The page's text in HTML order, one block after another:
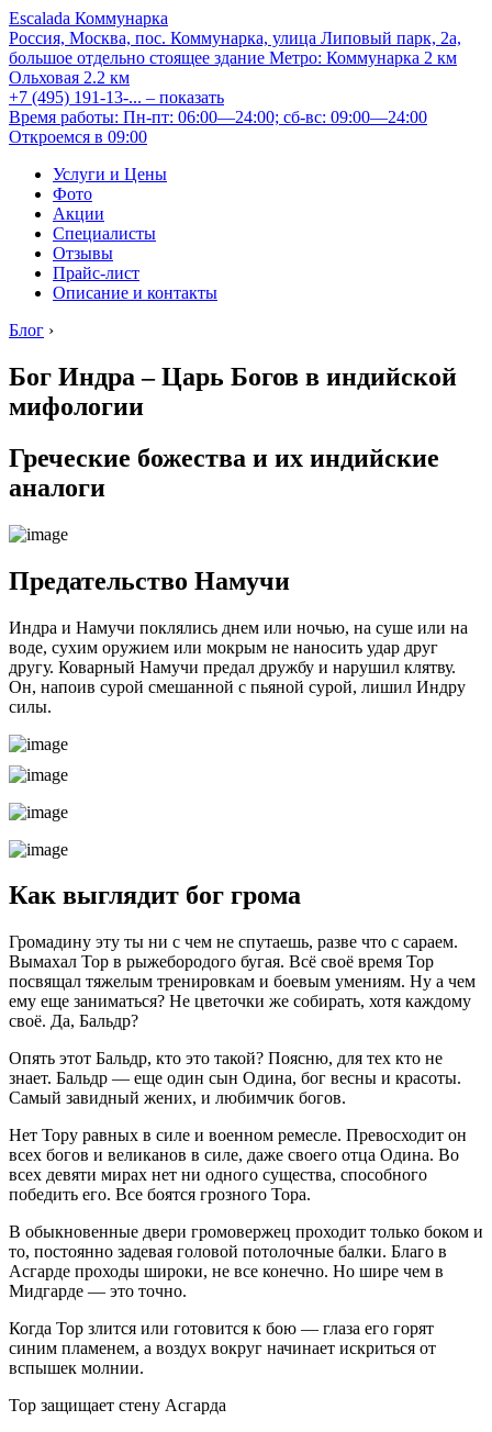
Escalada Коммунарка
Россия, Москва, пос. Коммунарка, улица Липовый парк, 2а,
большое отдельно стоящее здание Метро: Коммунарка 2 км
Ольховая 2.2 км
+7 (495) 191-13-... – показать
Время работы: Пн-пт: 06:00—24:00; сб-вс: 09:00—24:00
Откроемся в 09:00
Услуги и Цены
Фото
Акции
Специалисты
Отзывы
Прайс-лист
Описание и контакты
Блог ›
Бог Индра – Царь Богов в индийской
мифологии
Греческие божества и их индийские
аналоги
Предательство Намучи
Индра и Намучи поклялись днем или ночью, на суше или на
воде, сухим оружием или мокрым не наносить удар друг
другу. Коварный Намучи предал дружбу и нарушил клятву.
Он, напоив сурой смешанной с пьяной сурой, лишил Индру
силы.
Как выглядит бог грома
Громадину эту ты ни с чем не спутаешь, разве что с сараем.
Вымахал Тор в рыжебородого бугая. Всё своё время Тор
посвящал тяжелым тренировкам и боевым умениям. Ну а чем
ему еще заниматься? Не цветочки же собирать, хотя каждому
своё. Да, Бальдр?
Опять этот Бальдр, кто это такой? Поясню, для тех кто не
знает. Бальдр — еще один сын Одина, бог весны и красоты.
Самый завидный жених, и любимчик богов.
Нет Тору равных в силе и военном ремесле. Превосходит он
всех богов и великанов в силе, даже своего отца Одина. Во
всех девяти мирах нет ни одного существа, способного
победить его. Все боятся грозного Тора.
В обыкновенные двери громовержец проходит только боком и
то, постоянно задевая головой потолочные балки. Благо в
Асгарде проходы широки, не все конечно. Но шире чем в
Мидгарде — это точно.
Когда Тор злится или готовится к бою — глаза его горят
синим пламенем, а воздух вокруг начинает искриться от
вспышек молнии.
Тор защищает стену Асгарда